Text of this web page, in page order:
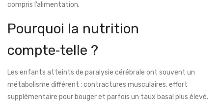
compris l’alimentation.
Pourquoi la nutrition
compte‑telle ?
Les enfants atteints de paralysie cérébrale ont souvent un
métabolisme différent : contractures musculaires, effort
supplémentaire pour bouger et parfois un taux basal plus élevé.